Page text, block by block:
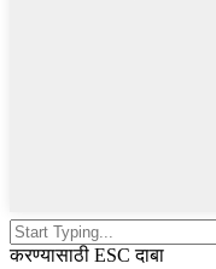
करण्यासाठी ESC दाबा